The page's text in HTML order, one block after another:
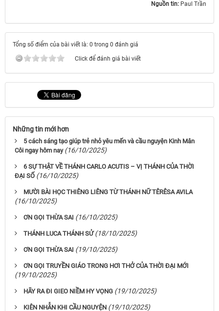
Nguồn tin: Paul Trần
Tổng số điểm của bài viết là: 0 trong 0 đánh giá
Click để đánh giá bài viết
Những tin mới hơn
5 cách sáng tạo giúp trẻ nhỏ yêu mến và cầu nguyện Kinh Mân
Côi ngay hôm nay (16/10/2025)
6 SỰ THẬT VỀ THÁNH CARLO ACUTIS – VỊ THÁNH CỦA THỜI
ĐẠI SỐ (16/10/2025)
MƯỜI BÀI HỌC THIÊNG LIÊNG TỪ THÁNH NỮ TÊRÊSA AVILA
(16/10/2025)
ƠN GỌI THỪA SAI (16/10/2025)
THÁNH LUCA THÁNH SỬ (18/10/2025)
ƠN GỌI THỪA SAI (19/10/2025)
ƠN GỌI TRUYỀN GIÁO TRONG HƠI THỞ CỦA THỜI ĐẠI MỚI
(19/10/2025)
HÃY RA ĐI GIEO NIỀM HY VỌNG (19/10/2025)
KIÊN NHẪN KHI CẦU NGUYỆN (19/10/2025)